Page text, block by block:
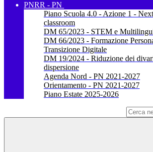
PNRR - PN
Piano Scuola 4.0 - Azione 1 -
classroom
DM 65/2023 - STEM e
DM 66/2023 - Formazione
Transizione Digitale
DM 19/2024 - Riduzione dei
dispersione
Agenda Nord - PN 2021-2027
Orientamento - PN 2021-2027
Piano Estate 2025-2026